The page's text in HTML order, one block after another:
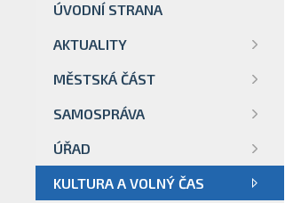
ÚVODNÍ STRANA
AKTUALITY
MĚSTSKÁ ČÁST
SAMOSPRÁVA
ÚŘAD
KULTURA A VOLNÝ ČAS